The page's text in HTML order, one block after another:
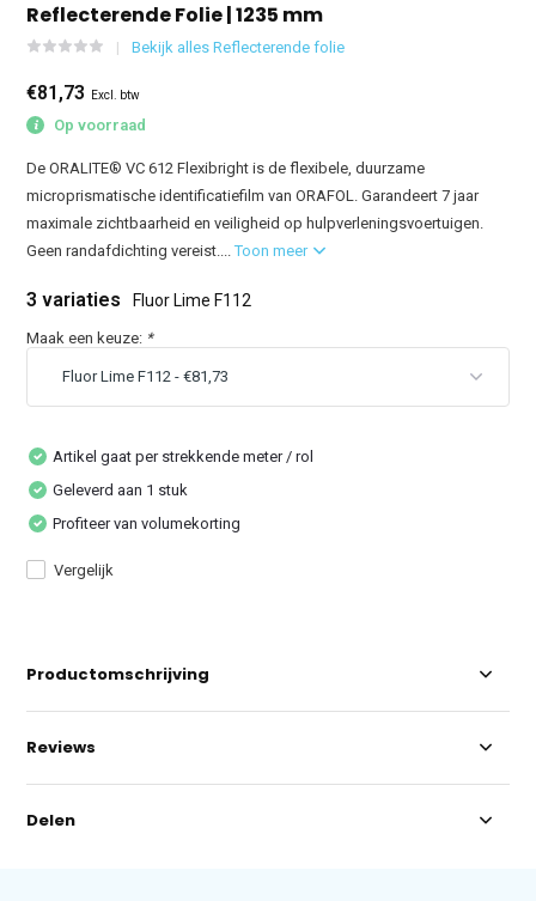
Reflecterende Folie | 1235 mm
Bekijk alles Reflecterende folie
€81,73 Excl. btw
Op voorraad
De ORALITE® VC 612 Flexibright is de flexibele, duurzame
microprismatische identificatiefilm van ORAFOL. Garandeert 7 jaar
maximale zichtbaarheid en veiligheid op hulpverleningsvoertuigen.
Geen randafdichting vereist....Toon meer
3 variaties Fluor Lime F112
Maak een keuze: *
Artikel gaat per strekkende meter / rol
Geleverd aan 1 stuk
Profiteer van volumekorting
Vergelijk
Productomschrijving
Reviews
Delen